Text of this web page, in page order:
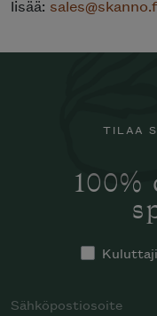
lisää:
TILAA
100%